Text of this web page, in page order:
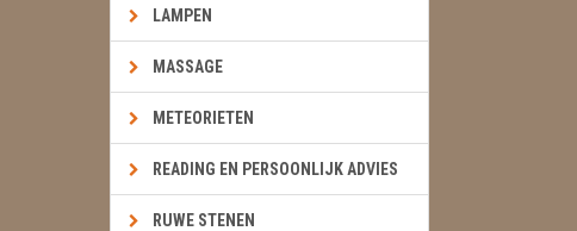
LAMPEN
MASSAGE
METEORIETEN
READING EN PERSOONLIJK ADVIES
RUWE STENEN